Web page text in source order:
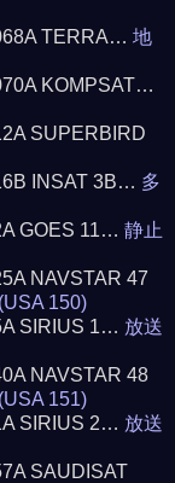
TERRA…地
KOMPSAT…
SUPERBIRD
INSAT 3B… 多
GOES 11…静止
NAVSTAR 47
150)
SIRIUS 1… 放送
NAVSTAR 48
151)
SIRIUS 2… 放送
SAUDISAT